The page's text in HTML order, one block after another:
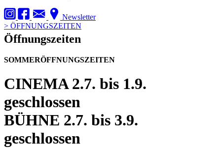
Newsletter
> ÖFFNUNGSZEITEN
Öffnungszeiten
SOMMERÖFFNUNGSZEITEN
CINEMA2.7. bis 1.9.
geschlossen
BÜHNE 2.7. bis 3.9.
geschlossen